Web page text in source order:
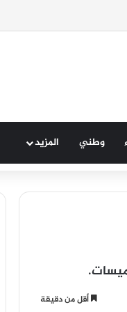
وطني المزيد
أقل من دقيقة